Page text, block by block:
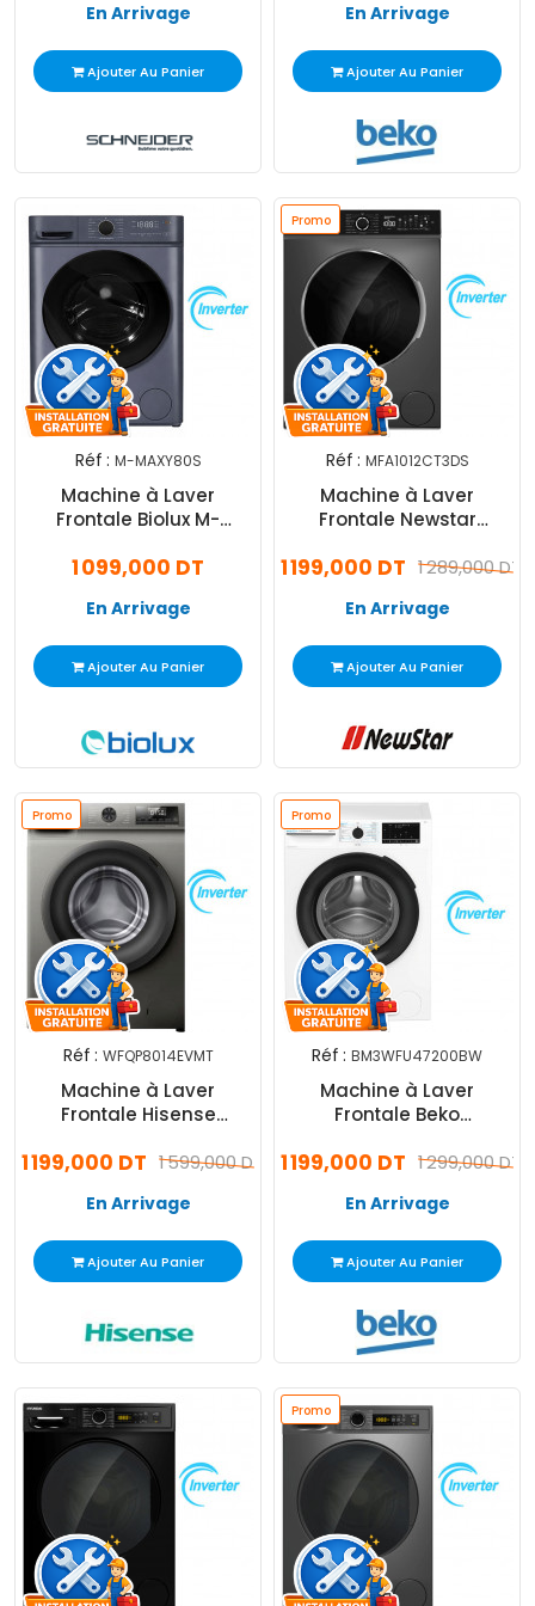
En Arrivage
Ajouter Au Panier
En Arrivage
Ajouter Au Panier
Réf : M-MAXY80S
Machine à Laver
Frontale Biolux M-
1 099,000 DT
En Arrivage
Ajouter Au Panier
Promo
Réf : MFA1012CT3DS
Machine à Laver
Frontale Newstar
10Kg Inox1 289,000 DT
1 199,000 DT
En Arrivage
Ajouter Au Panier
Promo
Réf : WFQP8014EVMT
Machine à Laver
Frontale Hisense
Silver1 599,000 DT
1 199,000 DT
En Arrivage
Ajouter Au Panier
Promo
Réf : BM3WFU47200BW
Machine à Laver
Frontale Beko
Inverter Blanc1 299,000 DT
1 199,000 DT
En Arrivage
Ajouter Au Panier
Promo